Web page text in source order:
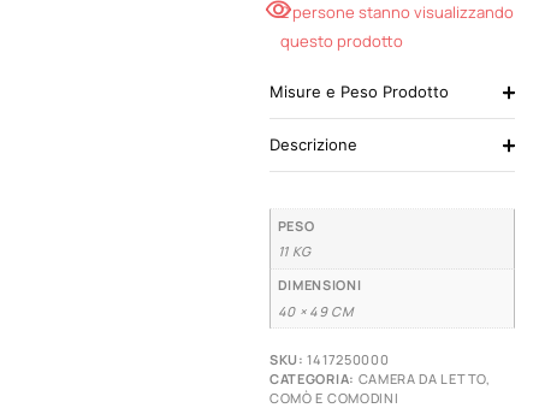
2 persone stanno visualizzando
questo prodotto
Misure e Peso Prodotto
Descrizione
PESO
11 KG
DIMENSIONI
40 × 49 CM
SKU:1417250000
CATEGORIA: CAMERA DA LETTO,
COMÒ E COMODINI